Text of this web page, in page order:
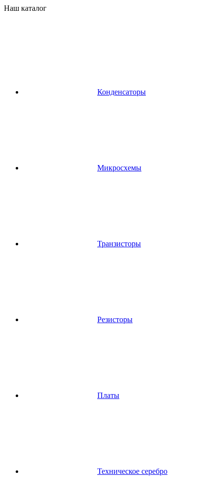
Наш каталог
Конденсаторы
Микросхемы
Транзисторы
Резисторы
Платы
Техническое серебро